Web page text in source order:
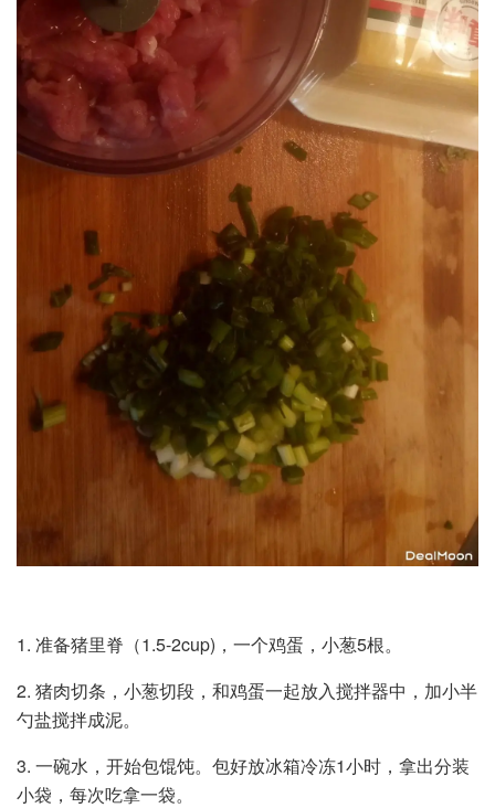
1. 准备猪里脊（1.5-2cup)，一个鸡蛋，小葱5根。
2. 猪肉切条，小葱切段，和鸡蛋一起放入搅拌器中，加小半
勺盐搅拌成泥。
3. 一碗水，开始包馄饨。包好放冰箱冷冻1小时，拿出分装
小袋，每次吃拿一袋。